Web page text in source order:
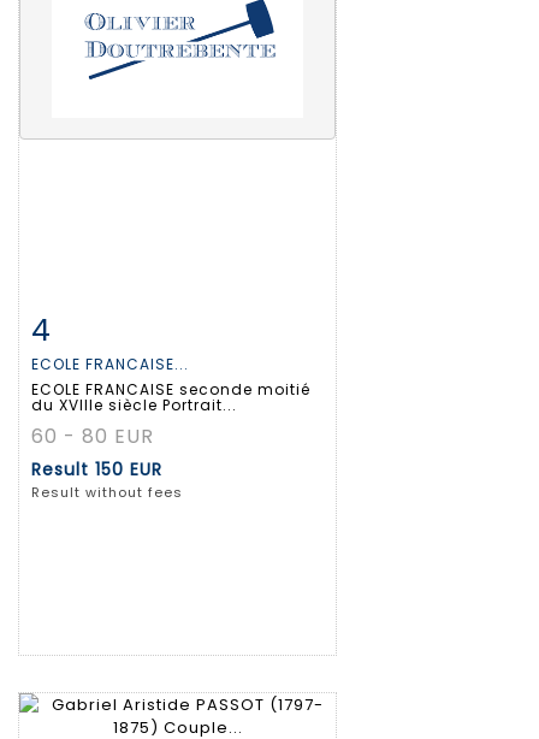
4
ECOLE FRANCAISE...
ECOLE FRANCAISE seconde moitié
du XVIIIe siècle Portrait...
60 - 80 EUR
Result 150 EUR
Result without fees